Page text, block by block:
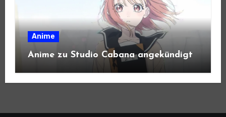
Anime
Anime zu Studio Cabana angekündigt